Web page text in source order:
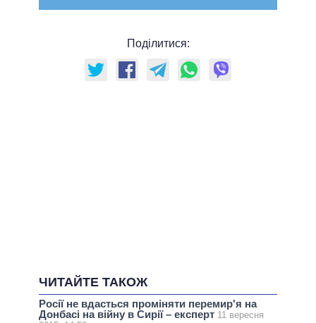
Поділитися:
ЧИТАЙТЕ ТАКОЖ
Росії не вдасться проміняти перемир'я на
Донбасі на війну в Сирії – експерт 11 вересня